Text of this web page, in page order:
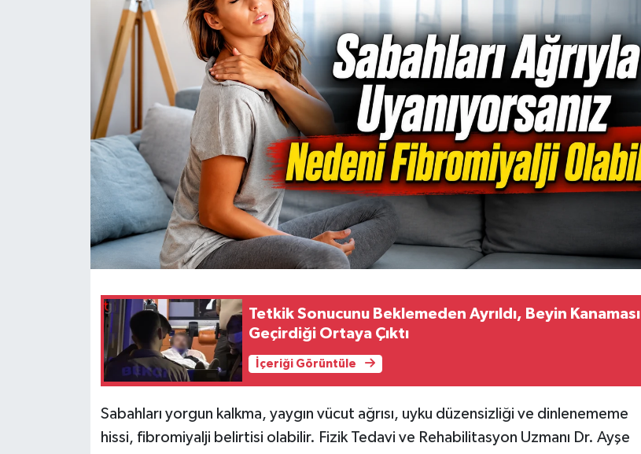
Tetkik Sonucunu Beklemeden Ayrıldı, Beyin Kanaması
Geçirdiği Ortaya Çıktı
İçeriği Görüntüle
Sabahları yorgun kalkma, yaygın vücut ağrısı, uyku düzensizliği ve dinlenememe
hissi, fibromiyalji belirtisi olabilir. Fizik Tedavi ve Rehabilitasyon Uzmanı Dr. Ayşe